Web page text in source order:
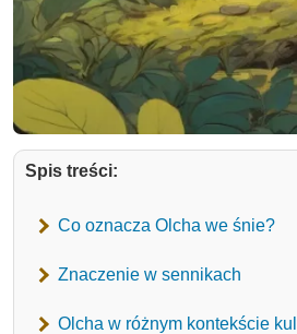
Spis treści:
Co oznacza Olcha we śnie?
Znaczenie w sennikach
Olcha w różnym kontekście